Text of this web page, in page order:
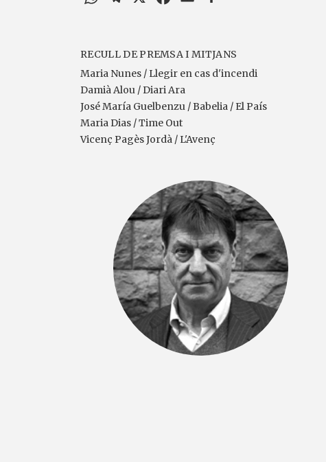
RECULL DE PREMSA I MITJANS
Maria Nunes / Llegir en cas d'incendi
Damià Alou / Diari Ara
José María Guelbenzu / Babelia / El País
Maria Dias / Time Out
Vicenç Pagès Jordà / L'Avenç